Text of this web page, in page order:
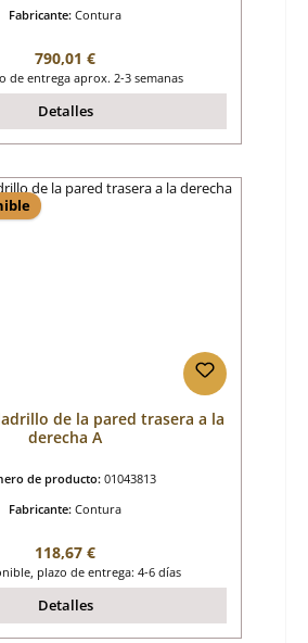
Fabricante: Contura
Precio normal:
790,01 €
de entrega aprox. 2-3 semanas
Detalles
de la pared trasera a la
derecha A
de producto: 01043813
Fabricante: Contura
Precio normal:
118,67 €
plazo de entrega: 4-6 días
Detalles